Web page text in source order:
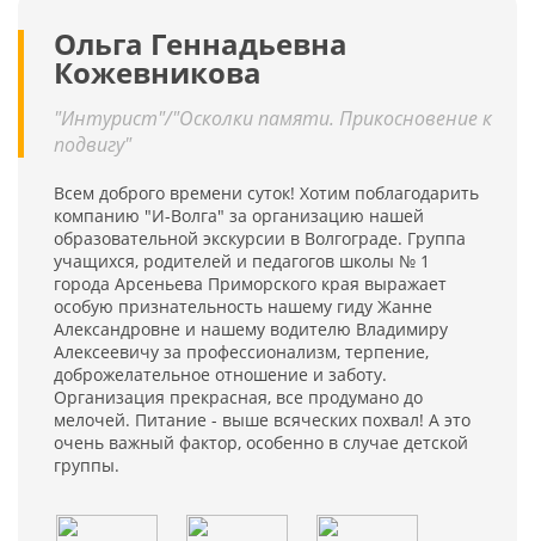
Ольга Геннадьевна
Кожевникова
"Интурист"/"Осколки памяти. Прикосновение к
подвигу"
Всем доброго времени суток! Хотим поблагодарить
компанию "И-Волга" за организацию нашей
образовательной экскурсии в Волгограде. Группа
учащихся, родителей и педагогов школы № 1
города Арсеньева Приморского края выражает
особую признательность нашему гиду Жанне
Александровне и нашему водителю Владимиру
Алексеевичу за профессионализм, терпение,
доброжелательное отношение и заботу.
Организация прекрасная, все продумано до
мелочей. Питание - выше всяческих похвал! А это
очень важный фактор, особенно в случае детской
группы.